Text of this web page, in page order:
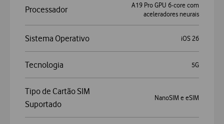
Processador
A19 Pro GPU 6‑core com
aceleradores neurais
Sistema Operativo iOS 26
Tecnologia 5G
Tipo de Cartão SIM
Suportado
NanoSIM e eSIM